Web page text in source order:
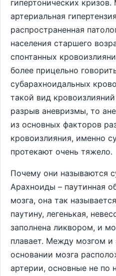
гипертонических
артериальная
распространенная
населения старшего
спонтанных
более прицельно
субарахноидальных
такой вид
разрыв аневризмы, то
из основных факторов
кровоизлияния, именно
протекают очень тяжело.
Почему они называются
Арахноиды – паутинная
мозга, она так
паутину, легенькая,
заполнена ликвором, и
плавает. Между мозгом и
основании мозга
артерии, основные не по